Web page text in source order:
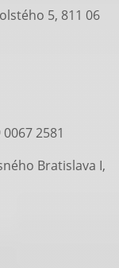
5, 811 06
2581
Bratislava I,